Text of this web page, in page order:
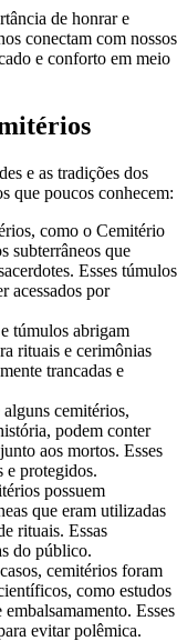
de honrar e
conectam com nossos
e conforto em meio
e as tradições dos
que poucos conhecem:
como o Cemitério
subterrâneos que
Esses túmulos
acessados por
túmulos abrigam
rituais e cerimônias
trancadas e
cemitérios,
podem conter
aos mortos. Esses
e protegidos.
possuem
que eram utilizadas
rituais. Essas
do público.
cemitérios foram
como estudos
Esses
evitar polêmica.